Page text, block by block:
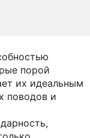
порой
их идеальным
поводов и